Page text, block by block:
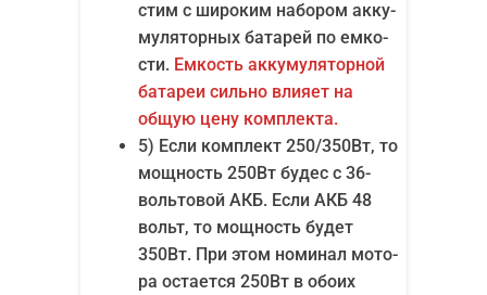
стим с широ­ким набо­ром акку­
му­ля­тор­ных бата­рей по емко­
сти. Емкость акку­му­ля­тор­ной
бата­реи силь­но вли­я­ет на
общую цену комплекта.
5) Если ком­плект 250/​350Вт, то
мощ­ность 250Вт будес с 36-
воль­то­вой АКБ. Если АКБ 48
вольт, то мощ­ность будет
350Вт. При этом номи­нал мото­
ра оста­ет­ся 250Вт в обо­их